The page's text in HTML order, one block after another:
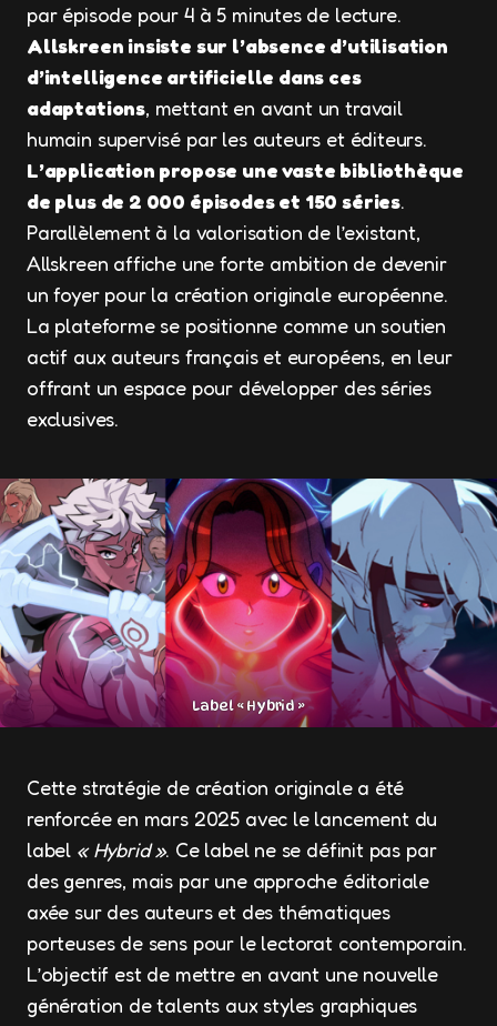
par épisode pour 4 à 5 minutes de lecture.
Allskreen insiste sur l’absence d’utilisation
d’intelligence artificielle dans ces
adaptations, mettant en avant un travail
humain supervisé par les auteurs et éditeurs.
L’application propose une vaste bibliothèque
de plus de 2 000 épisodes et 150 séries.
Parallèlement à la valorisation de l’existant,
Allskreen affiche une forte ambition de devenir
un foyer pour la création originale européenne.
La plateforme se positionne comme un soutien
actif aux auteurs français et européens, en leur
offrant un espace pour développer des séries
exclusives.
Label « Hybrid »
Cette stratégie de création originale a été
renforcée en mars 2025 avec le lancement du
label « Hybrid ». Ce label ne se définit pas par
des genres, mais par une approche éditoriale
axée sur des auteurs et des thématiques
porteuses de sens pour le lectorat contemporain.
L’objectif est de mettre en avant une nouvelle
génération de talents aux styles graphiques